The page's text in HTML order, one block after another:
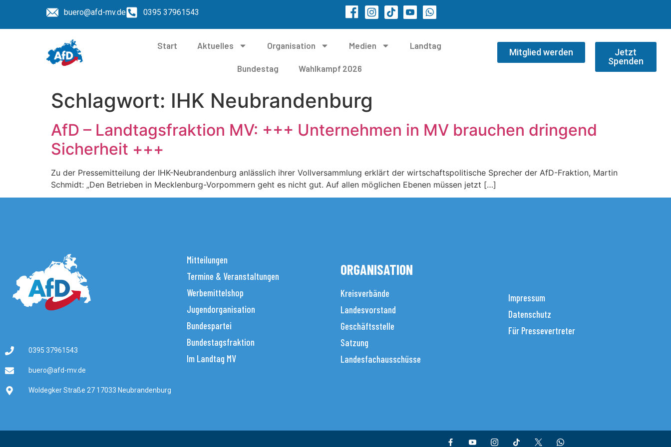
buero@afd-mv.de 0395 37961543
Start Aktuelles Organisation Medien Landtag
Bundestag Wahlkampf 2026
Mitglied werden
Jetzt
Spenden
Schlagwort: IHK Neubrandenburg
AfD – Landtagsfraktion MV: +++ Unternehmen in MV brauchen dringend
Sicherheit +++
Zu der Pressemitteilung der IHK-Neubrandenburg anlässlich ihrer Vollversammlung erklärt der wirtschaftspolitische Sprecher der AfD-Fraktion, Martin
Schmidt: „Den Betrieben in Mecklenburg-Vorpommern geht es nicht gut. Auf allen möglichen Ebenen müssen jetzt […]
0395 37961543
buero@afd-mv.de
Woldegker Straße 27 17033 Neubrandenburg
Mitteilungen
Termine & Veranstaltungen
Werbemittelshop
Jugendorganisation
Bundespartei
Bundestagsfraktion
Im Landtag MV
ORGANISATION
Kreisverbände
Landesvorstand
Geschäftsstelle
Satzung
Landesfachausschüsse
Impressum
Datenschutz
Für Pressevertreter